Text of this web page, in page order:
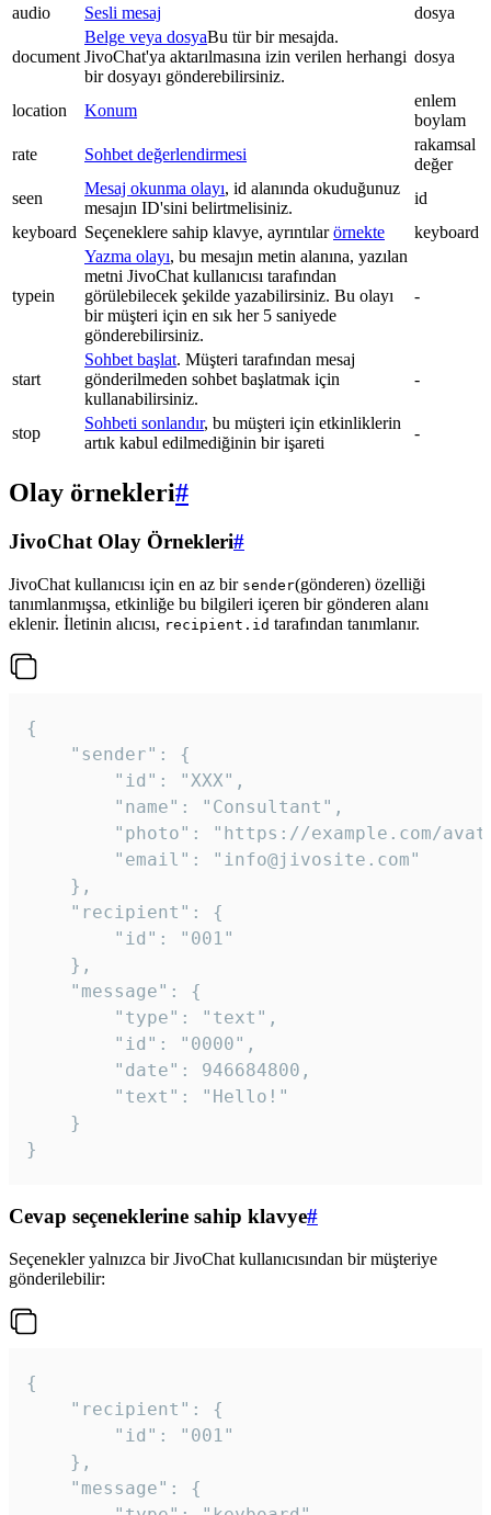
audio
Sesli mesaj dosya
document
Belge veya dosyaBu tür bir mesajda.
JivoChat'ya aktarılmasına izin verilen herhangi
bir dosyayı gönderebilirsiniz.
dosya
location Konum
enlem
boylam
rate
Sohbet değerlendirmesi
rakamsal
değer
seen
Mesaj okunma olayı, id alanında okuduğunuz
mesajın ID'sini belirtmelisiniz.
id
keyboard Seçeneklere sahip klavye, ayrıntılarörnekte keyboard
typein
Yazma olayı, bu mesajın metin alanına, yazılan
metni JivoChat kullanıcısı tarafından
görülebilecek şekilde yazabilirsiniz. Bu olayı
bir müşteri için en sık her 5 saniyede
gönderebilirsiniz.
-
start
Sohbet başlat. Müşteri tarafından mesaj
gönderilmeden sohbet başlatmak için
kullanabilirsiniz.
-
stop
Sohbeti sonlandır, bu müşteri için etkinliklerin
artık kabul edilmediğinin bir işareti
-
Olay örnekleri#
JivoChat Olay Örnekleri#
JivoChat kullanıcısı için en az bir sender(gönderen) özelliği
tanımlanmışsa, etkinliğe bu bilgileri içeren bir gönderen alanı
eklenir. İletinin alıcısı, recipient.id tarafından tanımlanır.
{
}
Cevap seçeneklerine sahip klavye#
Seçenekler yalnızca bir JivoChat kullanıcısından bir müşteriye
gönderilebilir:
{